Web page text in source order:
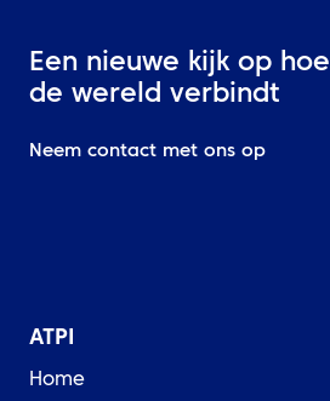
Een nieuwe kijk op hoe
de wereld verbindt
Neem contact met ons op
ATPI
Home